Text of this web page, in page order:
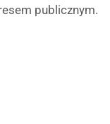
publicznym.